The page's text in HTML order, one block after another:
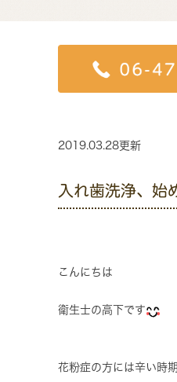
2019.03.28更新
入れ歯洗浄、始
こんにちは
衛生士の高下です
花粉症の方には辛い時